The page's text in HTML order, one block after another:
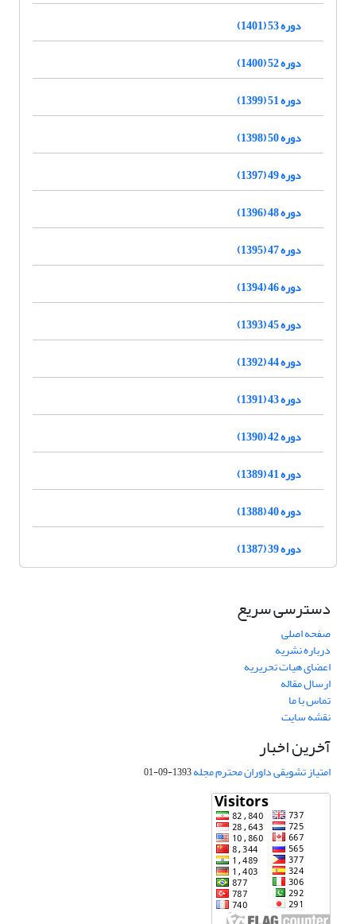
دوره 53 (1401)
دوره 52 (1400)
دوره 51 (1399)
دوره 50 (1398)
دوره 49 (1397)
دوره 48 (1396)
دوره 47 (1395)
دوره 46 (1394)
دوره 45 (1393)
دوره 44 (1392)
دوره 43 (1391)
دوره 42 (1390)
دوره 41 (1389)
دوره 40 (1388)
دوره 39 (1387)
دسترسی سریع
صفحه اصلی
درباره نشریه
اعضای هیات تحریریه
ارسال مقاله
تماس با ما
نقشه سایت
آخرین اخبار
امتیاز تشویقی داوران محترم مجله1393-09-01